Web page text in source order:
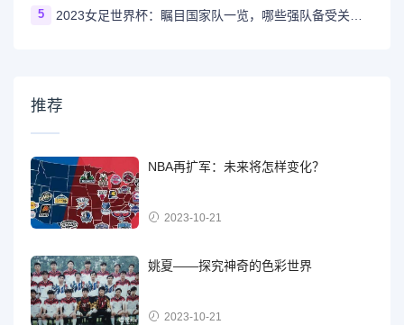
5
推荐
NBA再扩军：未来将怎样变化？
2023-10-21
姚夏——探究神奇的色彩世界
2023-10-21